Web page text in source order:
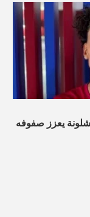
يعزز صفوفه